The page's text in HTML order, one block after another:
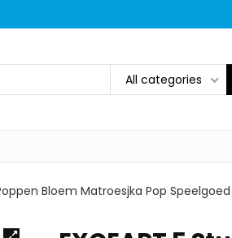
All categories
Bloem Matroesjka Pop